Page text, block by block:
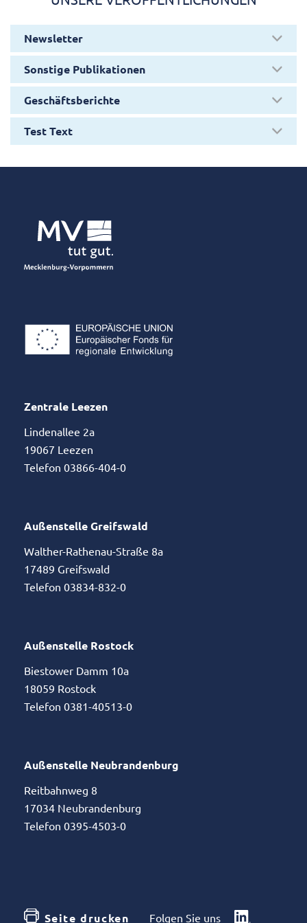
Wir freuen uns auf Sie!
Newsletter
Sonstige Publikationen
Geschäftsberichte
Test Text
Zentrale Leezen
Lindenallee 2a
19067 Leezen
Telefon 03866-404-0
Außenstelle Greifswald
Walther-Rathenau-Straße 8a
17489 Greifswald
Telefon 03834-832-0
Außenstelle Rostock
Biestower Damm 10a
18059 Rostock
Telefon 0381-40513-0
Außenstelle Neubrandenburg
Reitbahnweg 8
17034 Neubrandenburg
Telefon 0395-4503-0
Seite drucken Folgen Sie uns